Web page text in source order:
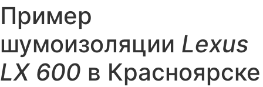
Пример
шумоизоляции Lexus
LX 600 в Красноярске